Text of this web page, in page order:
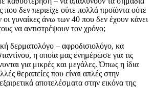
που δεν περιείχε ούτε πολλά προϊόντα ούτε
γυναίκες άνω των 40 που δεν έχουν κάνει
να αντιστρέψουν τον χρόνο;
δερματολόγο – αφροδισιολόγο, κα
η οποία μας ενημέρωσε για τις
για μικρές και μεγάλες. Όπως η ίδια
θεραπείες που είναι απλές στην
αποτελέσματα στην εικόνα της